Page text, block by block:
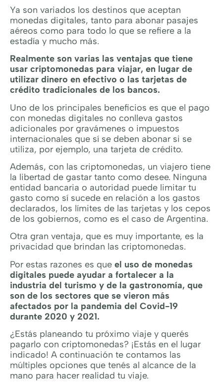
Ya son variados los destinos que aceptan
monedas digitales, tanto para abonar pasajes
aéreos como para todo lo que se refiere a la
estadía y mucho más.
Realmente son varias las ventajas que tiene
usar criptomonedas para viajar, en lugar de
utilizar dinero en efectivo o las tarjetas de
crédito tradicionales de los bancos.
Uno de los principales beneficios es que el pago
con monedas digitales no conlleva gastos
adicionales por gravámenes o impuestos
internacionales que sí se deben abonar si se
utiliza, por ejemplo, una tarjeta de crédito.
Además, con las criptomonedas, un viajero tiene
la libertad de gastar tanto como desee. Ninguna
entidad bancaria o autoridad puede limitar tu
gasto como sí sucede en relación a los gastos
declarados, los límites de las tarjetas y los cepos
de los gobiernos, como es el caso de Argentina.
Otra gran ventaja, que es muy importante, es la
privacidad que brindan las criptomonedas.
Por estas razones es que el uso de monedas
digitales puede ayudar a fortalecer a la
industria del turismo y de la gastronomía, que
son de los sectores que se vieron más
afectados por la pandemia del Covid-19
durante 2020 y 2021.
¿Estás planeando tu próximo viaje y querés
pagarlo con criptomonedas? ¡Estás en el lugar
indicado! A continuación te contamos las
múltiples opciones que tenés al alcance de la
mano para hacer realidad tu viaje.